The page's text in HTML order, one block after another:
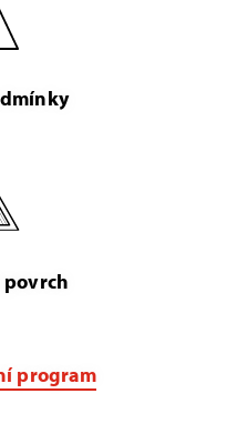
program